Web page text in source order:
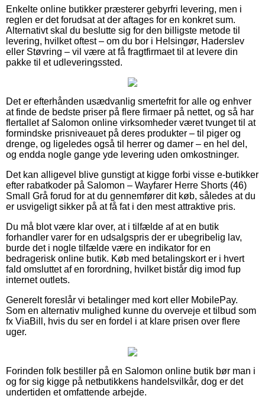
Enkelte online butikker præsterer gebyrfri levering, men i
reglen er det forudsat at der aftages for en konkret sum.
Alternativt skal du beslutte sig for den billigste metode til
levering, hvilket oftest – om du bor i Helsingør, Haderslev
eller Støvring – vil være at få fragtfirmaet til at levere din
pakke til et udleveringssted.
Det er efterhånden usædvanlig smertefrit for alle og enhver
at finde de bedste priser på flere firmaer på nettet, og så har
flertallet af Salomon online virksomheder været tvunget til at
formindske prisniveauet på deres produkter – til piger og
drenge, og ligeledes også til herrer og damer – en hel del,
og endda nogle gange yde levering uden omkostninger.
Det kan alligevel blive gunstigt at kigge forbi visse e-butikker
efter rabatkoder på Salomon – Wayfarer Herre Shorts (46)
Small Grå forud for at du gennemfører dit køb, således at du
er usvigeligt sikker på at få fat i den mest attraktive pris.
Du må blot være klar over, at i tilfælde af at en butik
forhandler varer for en udsalgspris der er ubegribelig lav,
burde det i nogle tilfælde være en indikator for en
bedragerisk online butik. Køb med betalingskort er i hvert
fald omsluttet af en forordning, hvilket bistår dig imod fup
internet outlets.
Generelt foreslår vi betalinger med kort eller MobilePay.
Som en alternativ mulighed kunne du overveje et tilbud som
fx ViaBill, hvis du ser en fordel i at klare prisen over flere
uger.
Forinden folk bestiller på en Salomon online butik bør man i
og for sig kigge på netbutikkens handelsvilkår, dog er det
undertiden et omfattende arbejde.